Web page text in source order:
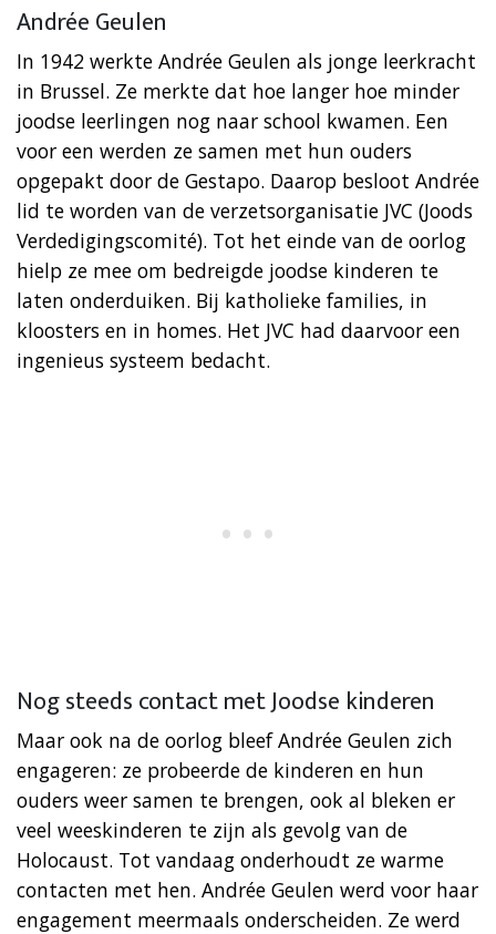
Andrée Geulen
In 1942 werkte Andrée Geulen als jonge leerkracht
in Brussel. Ze merkte dat hoe langer hoe minder
joodse leerlingen nog naar school kwamen. Een
voor een werden ze samen met hun ouders
opgepakt door de Gestapo. Daarop besloot Andrée
lid te worden van de verzetsorganisatie JVC (Joods
Verdedigingscomité). Tot het einde van de oorlog
hielp ze mee om bedreigde joodse kinderen te
laten onderduiken. Bij katholieke families, in
kloosters en in homes. Het JVC had daarvoor een
ingenieus systeem bedacht.
Nog steeds contact met Joodse kinderen
Maar ook na de oorlog bleef Andrée Geulen zich
engageren: ze probeerde de kinderen en hun
ouders weer samen te brengen, ook al bleken er
veel weeskinderen te zijn als gevolg van de
Holocaust. Tot vandaag onderhoudt ze warme
contacten met hen. Andrée Geulen werd voor haar
engagement meermaals onderscheiden. Ze werd